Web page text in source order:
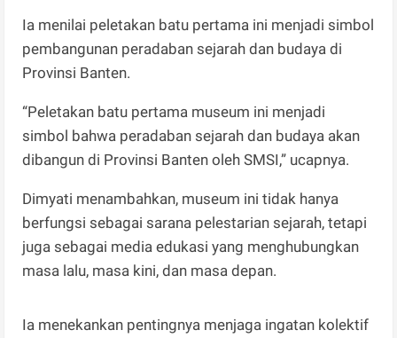
Ia menilai peletakan batu pertama ini menjadi simbol
pembangunan peradaban sejarah dan budaya di
Provinsi Banten.
“Peletakan batu pertama museum ini menjadi
simbol bahwa peradaban sejarah dan budaya akan
dibangun di Provinsi Banten oleh SMSI,” ucapnya.
Dimyati menambahkan, museum ini tidak hanya
berfungsi sebagai sarana pelestarian sejarah, tetapi
juga sebagai media edukasi yang menghubungkan
masa lalu, masa kini, dan masa depan.
Ia menekankan pentingnya menjaga ingatan kolektif